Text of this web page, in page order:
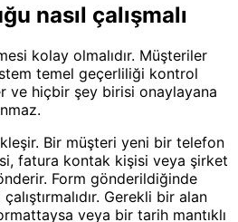
nasıl çalışmalı
kolay olmalıdır. Müşteriler
temel geçerliliği kontrol
ve hiçbir şey birisi onaylayana
Bir müşteri yeni bir telefon
fatura kontak kişisi veya şirket
Form gönderildiğinde
Gerekli bir alan
veya bir tarih mantıklı